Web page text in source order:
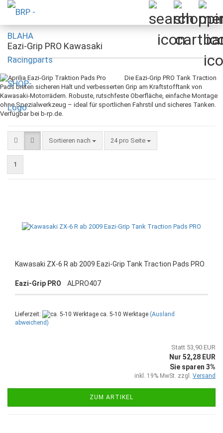
Eazi-Grip PRO Kawasaki
Die Eazi-Grip PRO Tank Traction
Pads bieten sicheren Halt und verbesserten Grip am Kraftstofftank von
Kawasaki-Motorrädern. Robuste, rutschfeste Oberfläche, einfache Montage
ohne Spezialwerkzeug – ideal für sportlichen Fahrstil und sicheres Tanken.
Verfügbar bei b-rp.de.
Sortieren nach
Sortieren nach 24 pro Seite
pro Seite
1
Kawasaki ZX-6 R ab 2009 Eazi-Grip Tank Traction Pads PRO
Eazi-Grip PRO ALPRO407
Lieferzeit: ca. 5-10 Werktage (Ausland
abweichend)
Statt 53,90 EUR
Nur 52,28 EUR
Sie sparen 3%
inkl. 19% MwSt. zzgl. Versand
ZUM ARTIKEL